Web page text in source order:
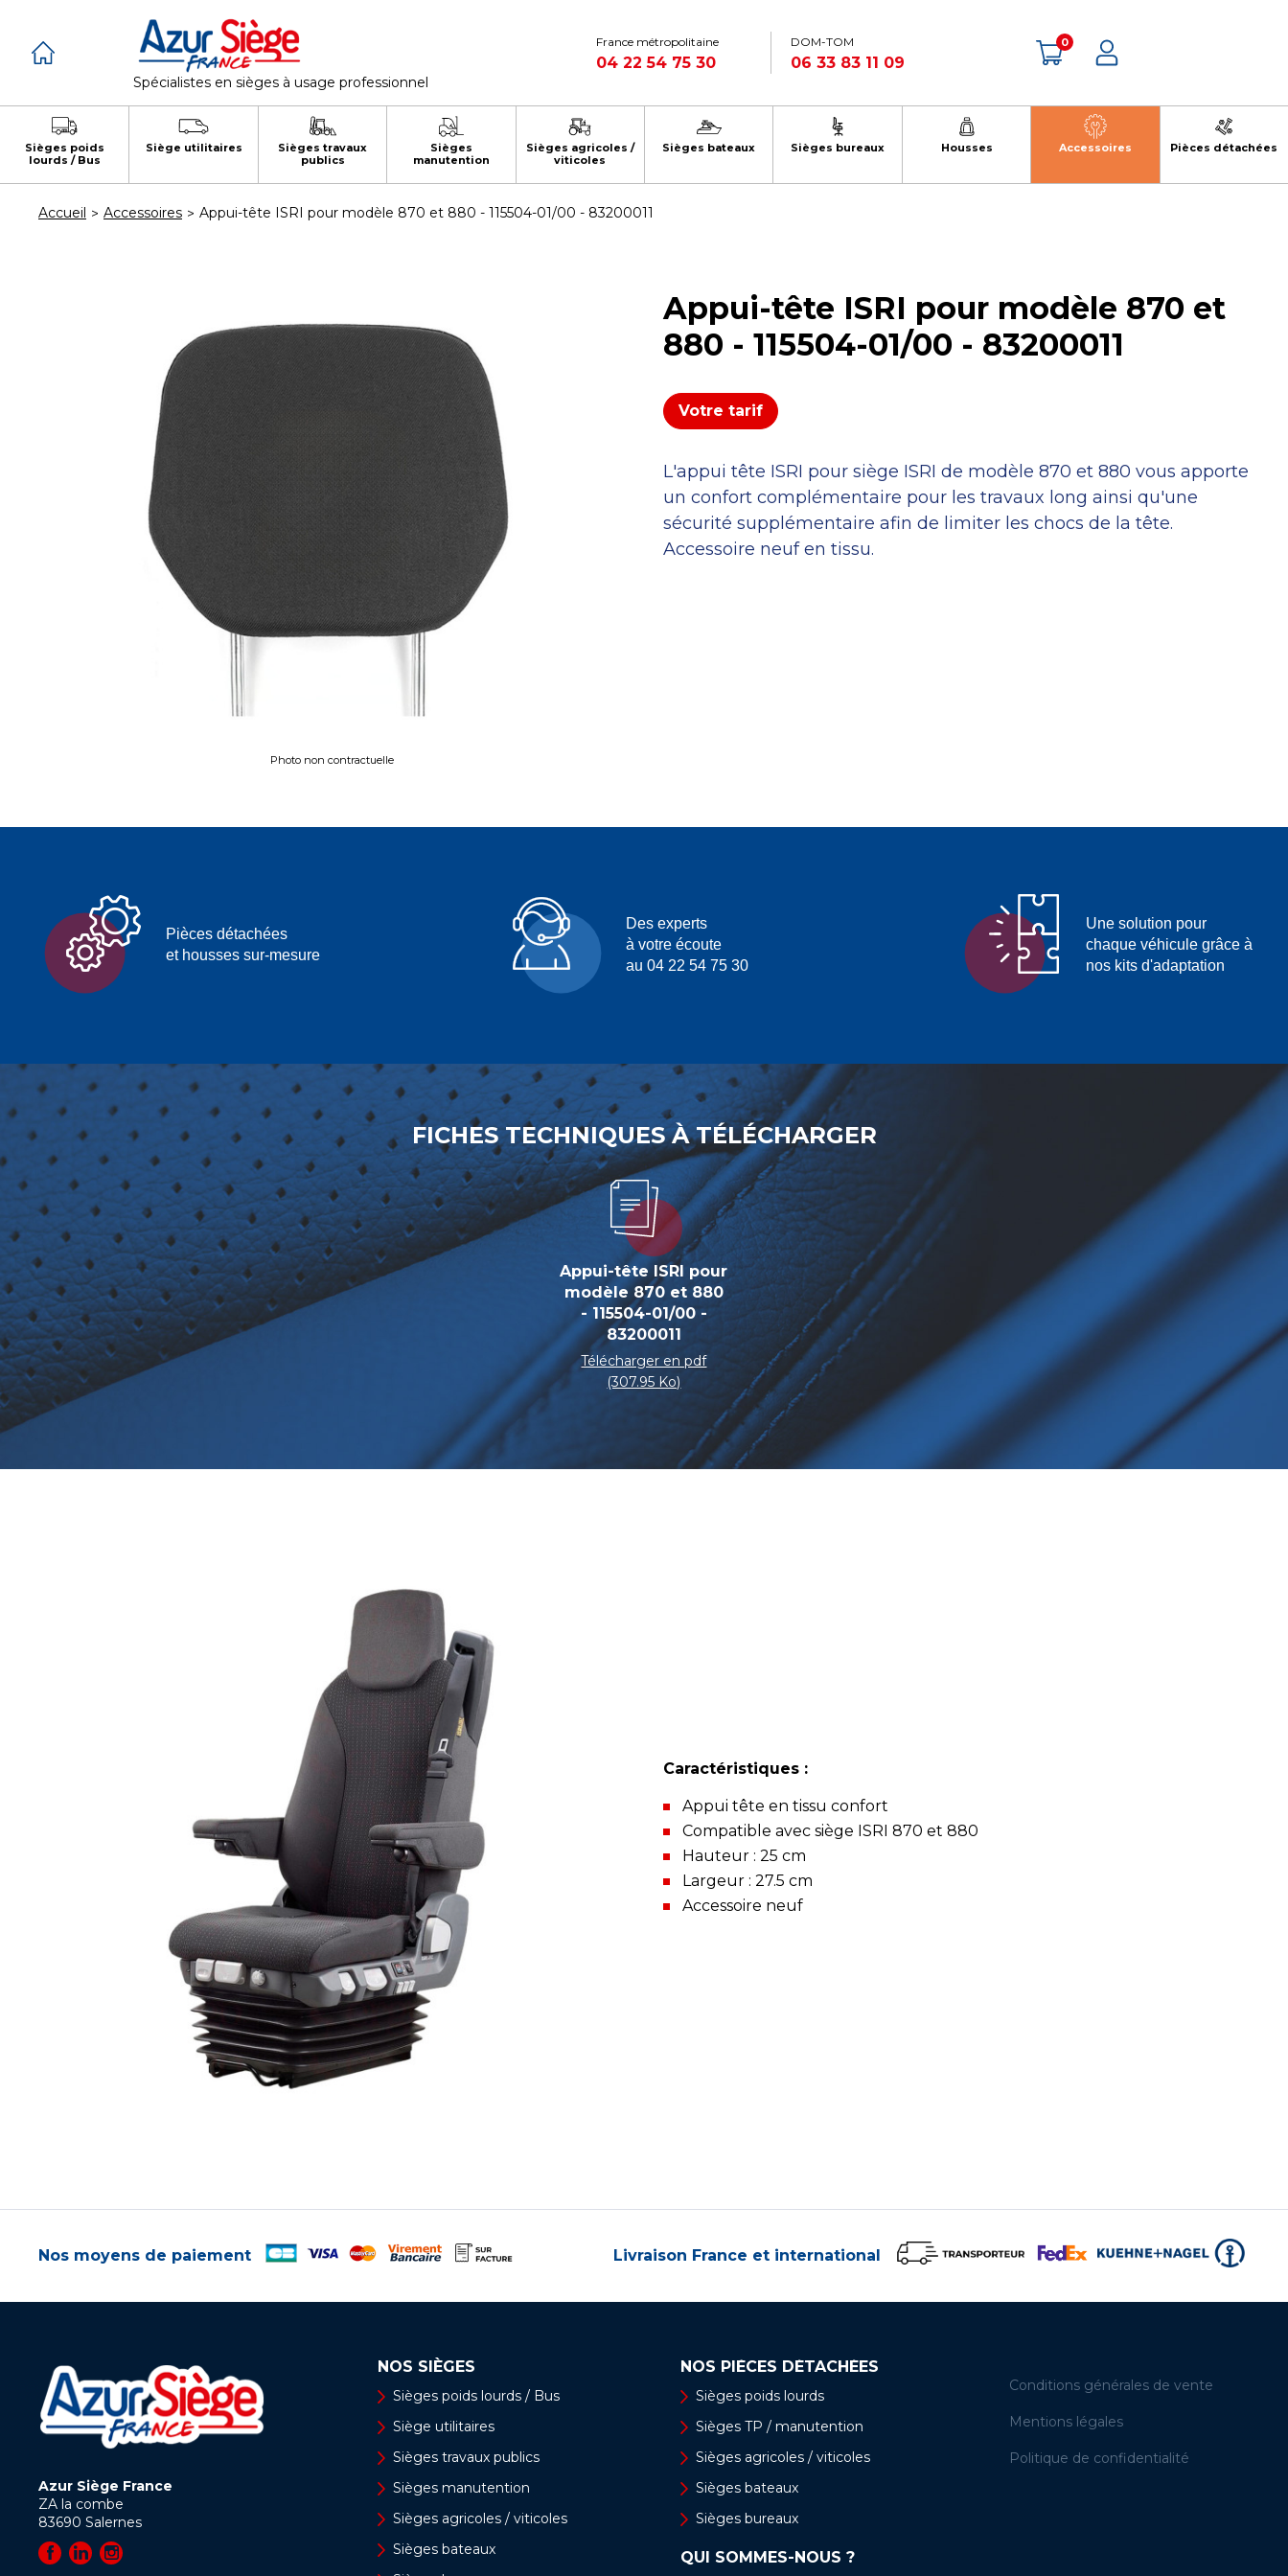
Spécialistes en sièges à usage professionnel
France métropolitaine
04 22 54 75 30
DOM-TOM
06 33 83 11 09
0
Sièges poids
lourds / Bus
Siège utilitaires
Sièges travaux
publics
Sièges
manutention
Sièges agricoles /
viticoles
Sièges bateaux Sièges bureaux Housses Accessoires Pièces détachées
Accueil Accessoires Appui-tête ISRI pour modèle 870 et 880 - 115504-01/00 - 83200011
Appui-tête ISRI pour modèle 870 et
880 - 115504-01/00 - 83200011
Votre tarif
L'appui tête ISRI pour siège ISRI de modèle 870 et 880 vous apporte
un confort complémentaire pour les travaux long ainsi qu'une
sécurité supplémentaire afin de limiter les chocs de la tête.
Accessoire neuf en tissu.
Photo non contractuelle
Pièces détachées
et housses sur-mesure
Des experts
à votre écoute
au 04 22 54 75 30
Une solution pour
chaque véhicule grâce à
nos kits d'adaptation
FICHES TECHNIQUES À TÉLÉCHARGER
Appui-tête ISRI pour
modèle 870 et 880
- 115504-01/00 -
83200011
Télécharger en pdf
(307.95 Ko)
Caractéristiques :
Appui tête en tissu confort
Compatible avec siège ISRI 870 et 880
Hauteur : 25 cm
Largeur : 27.5 cm
Accessoire neuf
Nos moyens de paiement Livraison France et international
Azur Siège France
ZA la combe
83690 Salernes
NOS SIÈGES
Sièges poids lourds / Bus
Siège utilitaires
Sièges travaux publics
Sièges manutention
Sièges agricoles / viticoles
Sièges bateaux
NOS PIÈCES DÉTACHÉES
Sièges poids lourds
Sièges TP / manutention
Sièges agricoles / viticoles
Sièges bateaux
Sièges bureaux
QUI SOMMES-NOUS ?
Conditions générales de vente
Mentions légales
Politique de confidentialité